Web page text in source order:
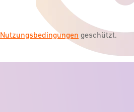
Nutzungsbedingungen geschützt.